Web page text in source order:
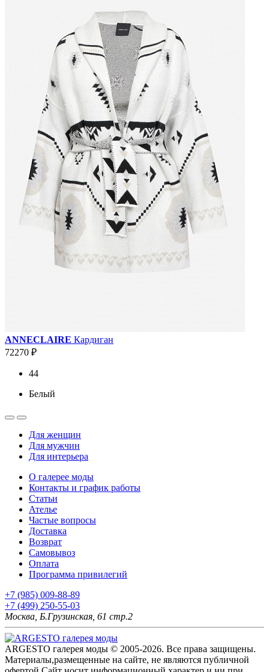
ANNECLAIRE Кардиган
72270 ₽
44
Белый
Для женщин
Для мужчин
Для интерьера
О галерее моды
Контакты и график работы
Статьи
Ателье
Частые вопросы
Доставка
Возврат
Самовывоз
Оплата
Программа привилегий
+7 (985) 009-88-89
+7 (499) 250-55-03
Москва, Б.Грузинская, 61 стр.2
ARGESTO галерея моды © 2005-2026. Все права защищены.
Материалы,размещенные на сайте, не являются публичной